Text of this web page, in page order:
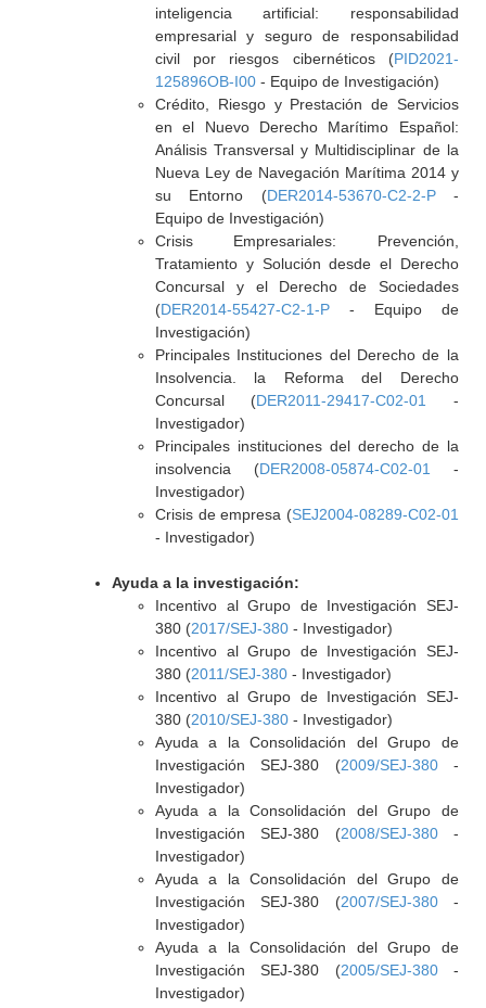
inteligencia artificial: responsabilidad
empresarial y seguro de responsabilidad
civil por riesgos cibernéticos (PID2021-
125896OB-I00- Equipo de Investigación)
Crédito, Riesgo y Prestación de Servicios
en el Nuevo Derecho Marítimo Español:
Análisis Transversal y Multidisciplinar de la
Nueva Ley de Navegación Marítima 2014 y
su Entorno (DER2014-53670-C2-2-P-
Equipo de Investigación)
Crisis Empresariales: Prevención,
Tratamiento y Solución desde el Derecho
Concursal y el Derecho de Sociedades
(DER2014-55427-C2-1-P- Equipo de
Investigación)
Principales Instituciones del Derecho de la
Insolvencia. la Reforma del Derecho
Concursal (DER2011-29417-C02-01
-
Investigador)
Principales instituciones del derecho de la
insolvencia (DER2008-05874-C02-01
-
Investigador)
Crisis de empresa (SEJ2004-08289-C02-01
- Investigador)
Ayuda a la investigación:
Incentivo al Grupo de Investigación SEJ-
380 (2017/SEJ-380- Investigador)
Incentivo al Grupo de Investigación SEJ-
380 (2011/SEJ-380- Investigador)
Incentivo al Grupo de Investigación SEJ-
380 (2010/SEJ-380- Investigador)
Ayuda a la Consolidación del Grupo de
Investigación SEJ-380 (2009/SEJ-380-
Investigador)
Ayuda a la Consolidación del Grupo de
Investigación SEJ-380 (2008/SEJ-380-
Investigador)
Ayuda a la Consolidación del Grupo de
Investigación SEJ-380 (2007/SEJ-380-
Investigador)
Ayuda a la Consolidación del Grupo de
Investigación SEJ-380 (2005/SEJ-380-
Investigador)